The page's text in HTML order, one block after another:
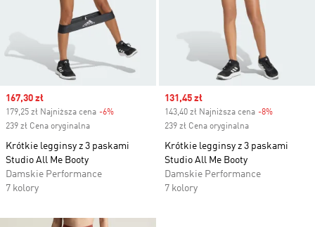
Sale price
167,30 zł
179,25 zł Najniższa cena -6%
239 zł Cena oryginalna
Krótkie legginsy z 3 paskami
Studio All Me Booty
Damskie Performance
7 kolory
Sale price
131,45 zł
143,40 zł Najniższa cena -8%
239 zł Cena oryginalna
Krótkie legginsy z 3 paskami
Studio All Me Booty
Damskie Performance
7 kolory